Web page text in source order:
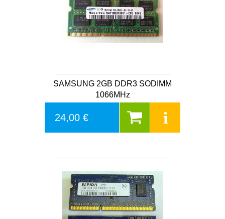
SAMSUNG 2GB DDR3 SODIMM
1066MHz
24,00 €